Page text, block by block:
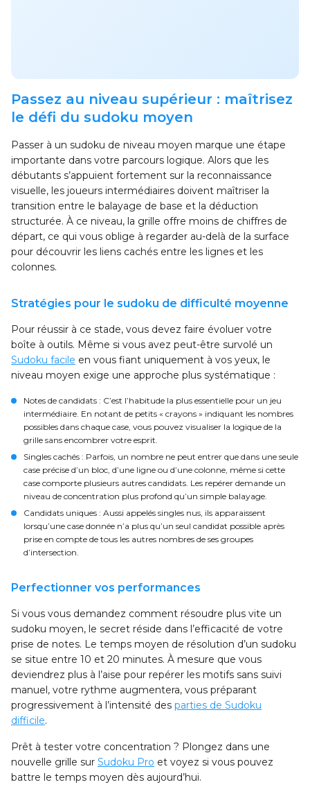
Passez au niveau supérieur : maîtrisez
le défi du sudoku moyen
Passer à un sudoku de niveau moyen marque une étape
importante dans votre parcours logique. Alors que les
débutants s’appuient fortement sur la reconnaissance
visuelle, les joueurs intermédiaires doivent maîtriser la
transition entre le balayage de base et la déduction
structurée. À ce niveau, la grille offre moins de chiffres de
départ, ce qui vous oblige à regarder au-delà de la surface
pour découvrir les liens cachés entre les lignes et les
colonnes.
Stratégies pour le sudoku de difficulté moyenne
Pour réussir à ce stade, vous devez faire évoluer votre
boîte à outils. Même si vous avez peut-être survolé un
Sudoku facile en vous fiant uniquement à vos yeux, le
niveau moyen exige une approche plus systématique :
Notes de candidats : C’est l’habitude la plus essentielle pour un jeu
intermédiaire. En notant de petits « crayons » indiquant les nombres
possibles dans chaque case, vous pouvez visualiser la logique de la
grille sans encombrer votre esprit.
Singles cachés : Parfois, un nombre ne peut entrer que dans une seule
case précise d’un bloc, d’une ligne ou d’une colonne, même si cette
case comporte plusieurs autres candidats. Les repérer demande un
niveau de concentration plus profond qu’un simple balayage.
Candidats uniques : Aussi appelés singles nus, ils apparaissent
lorsqu’une case donnée n’a plus qu’un seul candidat possible après
prise en compte de tous les autres nombres de ses groupes
d’intersection.
Perfectionner vos performances
Si vous vous demandez comment résoudre plus vite un
sudoku moyen, le secret réside dans l’efficacité de votre
prise de notes. Le temps moyen de résolution d’un sudoku
se situe entre 10 et 20 minutes. À mesure que vous
deviendrez plus à l’aise pour repérer les motifs sans suivi
manuel, votre rythme augmentera, vous préparant
progressivement à l’intensité des parties de Sudoku
difficile.
Prêt à tester votre concentration ? Plongez dans une
nouvelle grille sur Sudoku Pro et voyez si vous pouvez
battre le temps moyen dès aujourd’hui.